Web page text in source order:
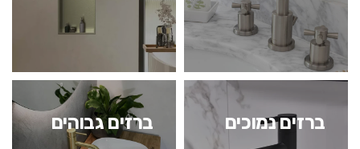
ברזים נמוכים ברזים גבוהים